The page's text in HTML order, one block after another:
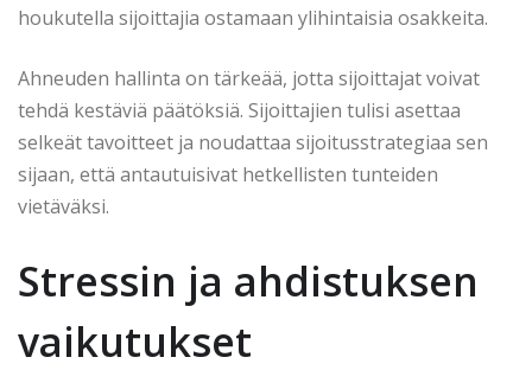
houkutella sijoittajia ostamaan ylihintaisia osakkeita.
Ahneuden hallinta on tärkeää, jotta sijoittajat voivat
tehdä kestäviä päätöksiä. Sijoittajien tulisi asettaa
selkeät tavoitteet ja noudattaa sijoitusstrategiaa sen
sijaan, että antautuisivat hetkellisten tunteiden
vietäväksi.
Stressin ja ahdistuksen
vaikutukset